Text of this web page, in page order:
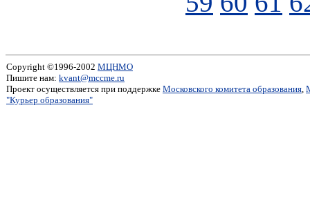
Copyright ©1996-2002 МЦНМО
Пишите нам: kvant@mccme.ru
Проект осуществляется при поддержке Московского комитета образования,
"Курьер образования"